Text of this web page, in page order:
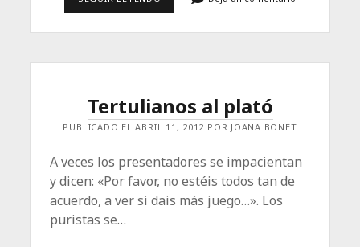
Tertulianos al plató
PUBLICADO EL ABRIL 11, 2012 POR JOANA BONET
A veces los presentadores se impacientan
y dicen: «Por favor, no estéis todos tan de
acuerdo, a ver si dais más juego…». Los
puristas se…